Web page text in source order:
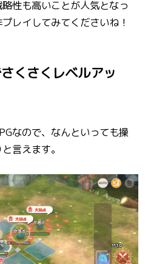
性も高いことが人気となっ
レイしてみてくださいね！
くさくレベルアッ
なので、なんといっても操
言えます。